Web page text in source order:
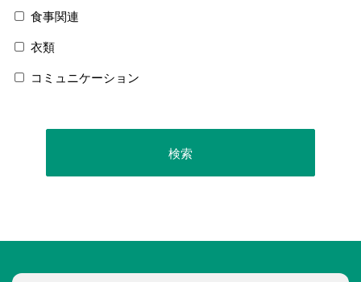
食事関連
衣類
コミュニケーション